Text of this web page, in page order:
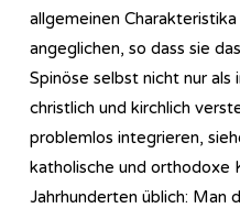
allgemeinen
angeglichen, so dass sie
Spinöse selbst nicht nur als
christlich und kirchlich
problemlos integrieren,
katholische und orthodoxe
Jahrhunderten üblich: Man